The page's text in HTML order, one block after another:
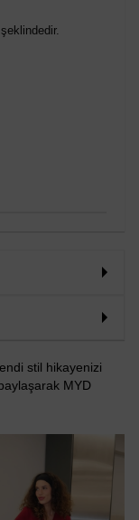
stil hikayenizi
MYD